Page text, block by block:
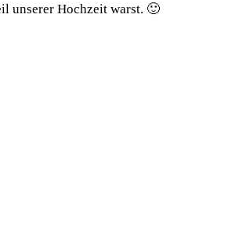
unserer Hochzeit warst. 🙂